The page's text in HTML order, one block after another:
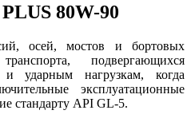
80W-90
осей, мостов и бортовых
подвергающихся
и ударным нагрузкам, когда
эксплуатационные
стандарту API GL-5.